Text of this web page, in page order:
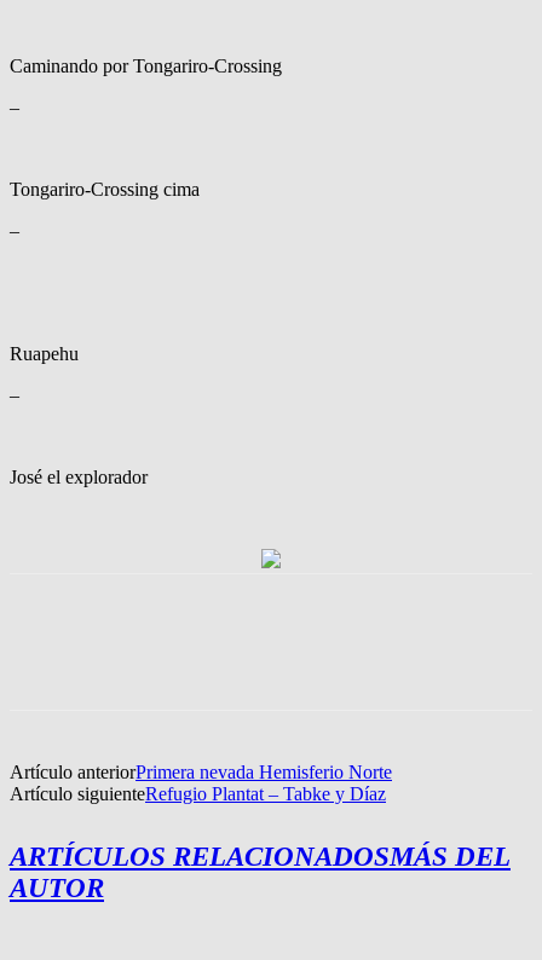
Caminando por Tongariro-Crossing
–
Tongariro-Crossing cima
–
Ruapehu
–
José el explorador
Artículo anteriorPrimera nevada Hemisferio Norte
Artículo siguienteRefugio Plantat – Tabke y Díaz
ARTÍCULOS RELACIONADOSMÁS DEL
AUTOR